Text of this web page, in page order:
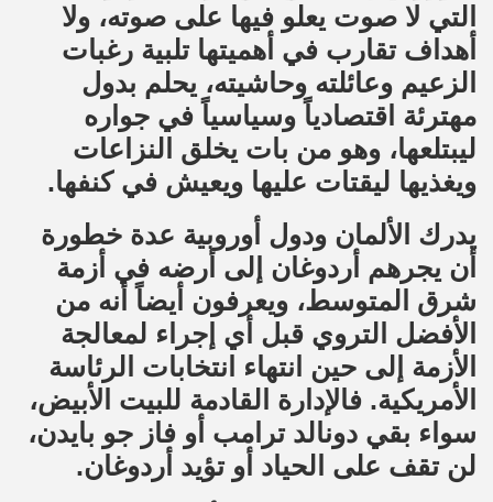
التي لا صوت يعلو فيها على صوته، ولا
أهداف تقارب في أهميتها تلبية رغبات
الزعيم وعائلته وحاشيته، يحلم بدول
مهترئة اقتصادياً وسياسياً في جواره
ليبتلعها، وهو من بات يخلق النزاعات
ويغذيها ليقتات عليها ويعيش في كنفها.
يدرك الألمان ودول أوروبية عدة خطورة
أن يجرهم أردوغان إلى أرضه في أزمة
شرق المتوسط، ويعرفون أيضاً أنه من
الأفضل التروي قبل أي إجراء لمعالجة
الأزمة إلى حين انتهاء انتخابات الرئاسة
الأمريكية. فالإدارة القادمة للبيت الأبيض،
سواء بقي دونالد ترامب أو فاز جو بايدن،
لن تقف على الحياد أو تؤيد أردوغان.